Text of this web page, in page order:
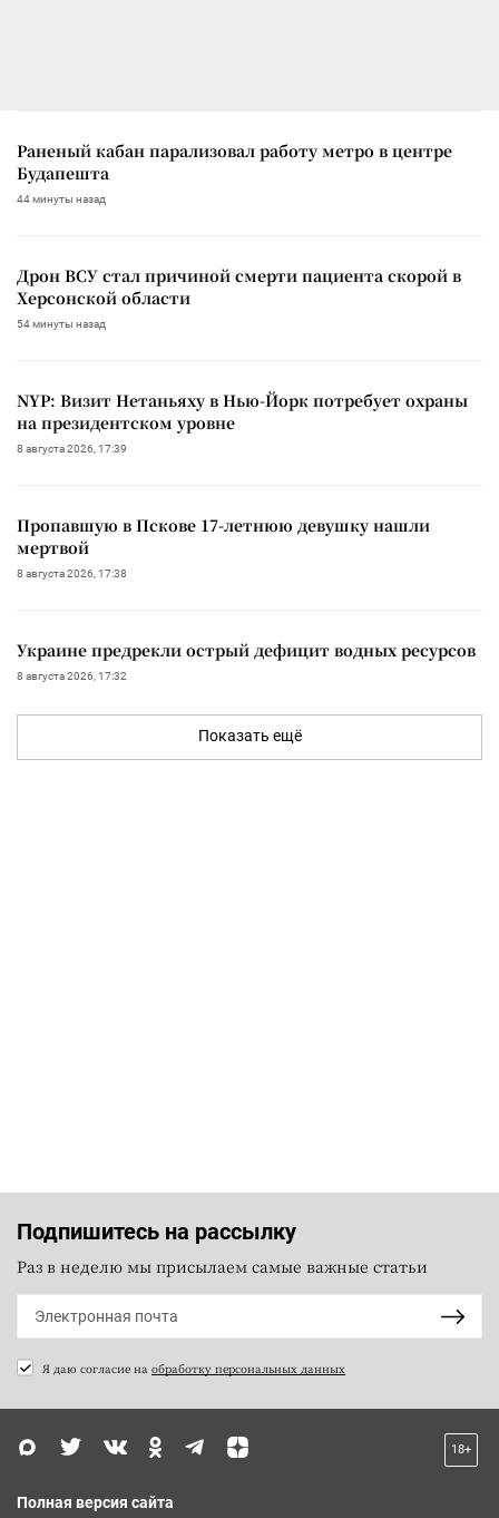
Раненый кабан парализовал работу метро в центре
Будапешта
44 минуты назад
Дрон ВСУ стал причиной смерти пациента скорой в
Херсонской области
54 минуты назад
NYP: Визит Нетаньяху в Нью-Йорк потребует охраны
на президентском уровне
8 августа 2026, 17:39
Пропавшую в Пскове 17-летнюю девушку нашли
мертвой
8 августа 2026, 17:38
Украине предрекли острый дефицит водных ресурсов
8 августа 2026, 17:32
Показать ещё
Подпишитесь на рассылку
Раз в неделю мы присылаем самые важные статьи
Я даю согласие на обработку персональных данных
18+
Полная версия сайта